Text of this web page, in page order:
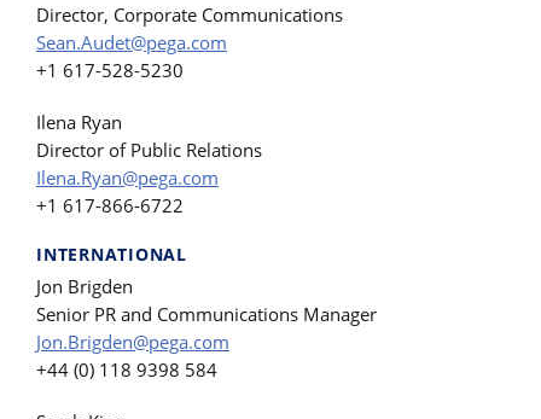
Director, Corporate Communications
Sean.Audet@pega.com
+1 617-528-5230
Ilena Ryan
Director of Public Relations
Ilena.Ryan@pega.com
+1 617-866-6722
INTERNATIONAL
Jon Brigden
Senior PR and Communications Manager
Jon.Brigden@pega.com
+44 (0) 118 9398 584